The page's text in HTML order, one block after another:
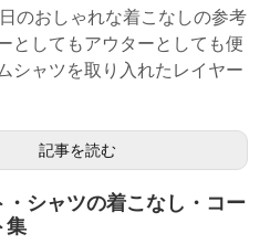
のおしゃれな着こなしの参考
としてもアウターとしても便
シャツを取り入れたレイヤー
記事を読む
・シャツの着こなし・コー
集